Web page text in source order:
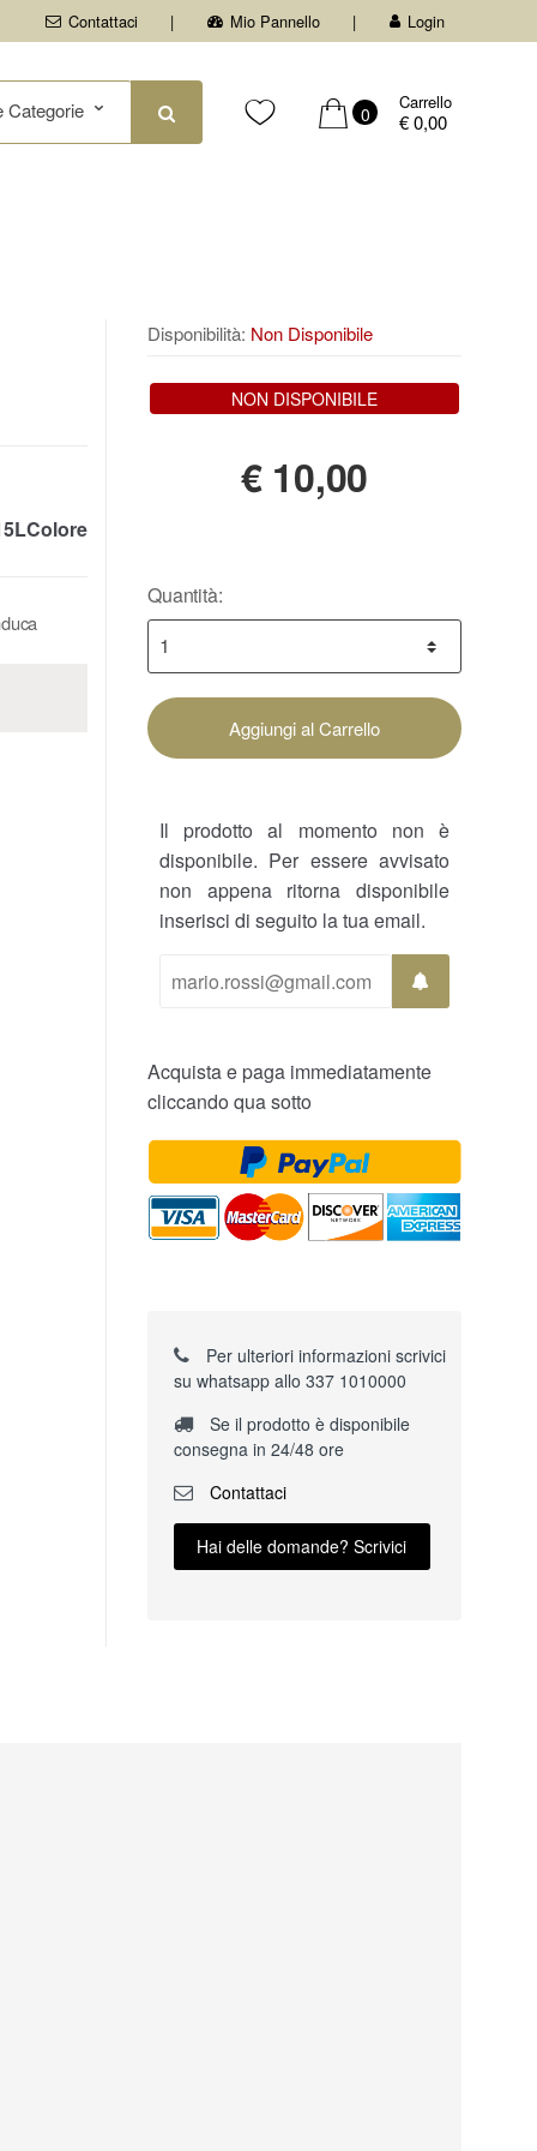
Contattaci Mio Pannello Login
0
Carrello
€ 0,00
Disponibilità: Non Disponibile
NON DISPONIBILE
€ 10,00
Quantità:
Aggiungi al Carrello
Il prodotto al momento non è
disponibile. Per essere avvisato
non appena ritorna disponibile
inserisci di seguito la tua email.
Acquista e paga immediatamente
cliccando qua sotto
Per ulteriori informazioni scrivici
su whatsapp allo 337 1010000
Se il prodotto è disponibile
consegna in 24/48 ore
Contattaci
Hai delle domande? Scrivici